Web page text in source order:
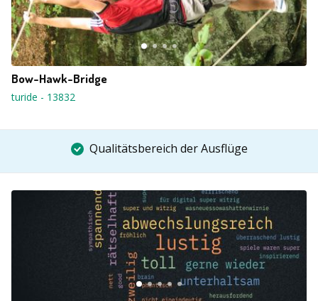
Bow-Hawk-Bridge
turide - 13832
Qualitätsbereich der Ausflüge